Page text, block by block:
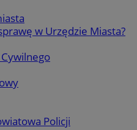
w Urzędzie Miasta?
Policji